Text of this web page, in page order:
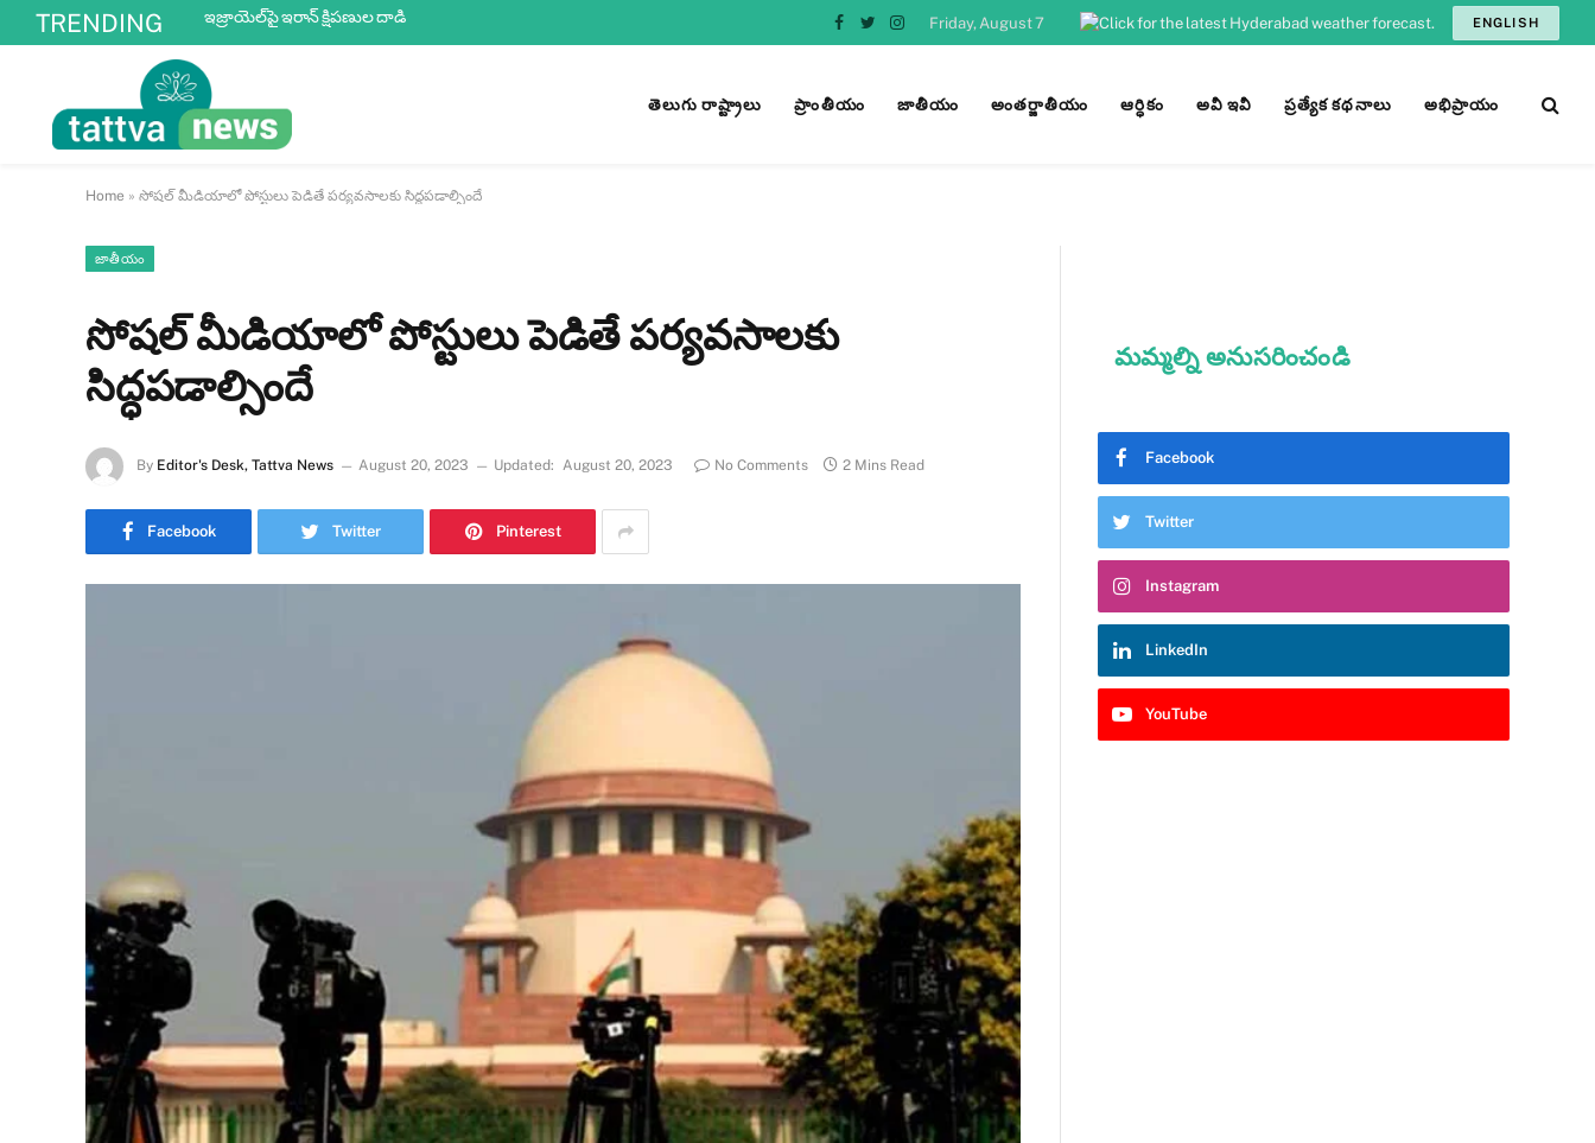
TRENDING
ఇజ్రాయెల్‌పై ఇరాన్ క్షిపణుల దాడి
Facebook
TwitterInstagram
Friday, August 7 ENGLISH
తెలుగు రాష్ట్రాలు ప్రాంతీయం జాతీయం అంతర్జాతీయం ఆర్ధికం అవీ ఇవీ ప్రత్యేక కథనాలు అభిప్రాయం
Home » సోషల్ మీడియాలో పోస్టులు పెడితే పర్యవసాలకు సిద్ధపడాల్సిందే
జాతీయం
సోషల్ మీడియాలో పోస్టులు పెడితే పర్యవసాలకు
సిద్ధపడాల్సిందే
By Editor's Desk, Tattva News August 20, 2023 Updated: August 20, 2023 No Comments 2 Mins Read
Facebook Twitter Pinterest
మమ్మల్ని అనుసరించండి
Facebook
Twitter
Instagram
LinkedIn
YouTube